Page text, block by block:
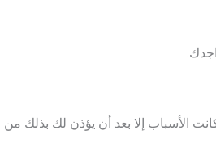
الأسباب إلا بعد أن يؤذن لك بذلك من